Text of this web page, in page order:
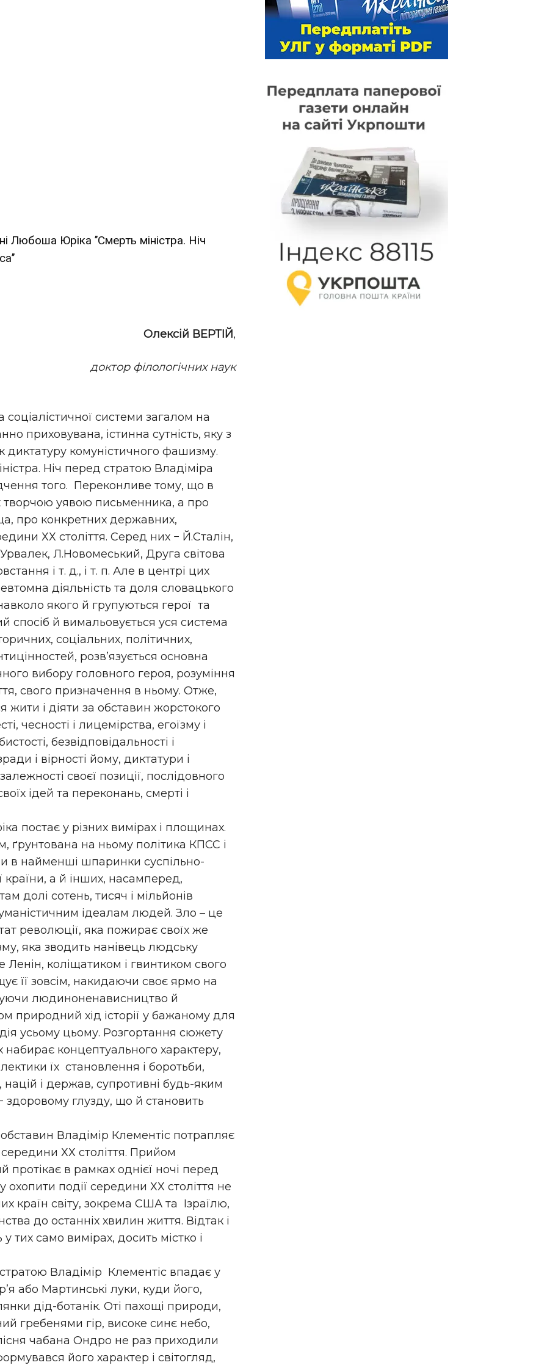
Юріка ’’Смерть міністра. Ніч
Олексій ВЕРТІЙ,
доктор філологічних наук
системи загалом на
приховувана, істинна сутність, яку з
комуністичного фашизму.
Ніч перед стратою Владіміра
того. Переконливе тому, що в
уявою письменника, а про
про конкретних державних,
ХХ століття. Серед них − Й.Сталін,
Л.Новомеський, Друга світова
і т. д., і т. п. Але в центрі цих
діяльність та доля словацького
якого й групуються герої та
спосіб й вимальовується уся система
соціальних, політичних,
розв’язується основна
вибору головного героя, розуміння
свого призначення в ньому. Отже,
жити і діяти за обставин жорстокого
чесності і лицемірства, егоїзму і
безвідповідальності і
і вірності йому, диктатури і
своєї позиції, послідовного
ідей та переконань, смерті і
постає у різних вимірах і площинах.
ґрунтована на ньому політика КПСС і
в найменші шпаринки суспільно-
а й інших, насамперед,
долі сотень, тисяч і мільйонів
ідеалам людей. Зло – це
революції, яка пожирає своїх же
яка зводить нанівець людську
Ленін, коліщатиком і гвинтиком свого
її зовсім, накидаючи своє ярмо на
людиноненависництво й
природний хід історії у бажаному для
усьому цьому. Розгортання сюжету
концептуального характеру,
їх становлення і боротьби,
і держав, супротивні будь-яким
здоровому глузду, що й становить
Владімір Клементіс потрапляє
ХХ століття. Прийом
протікає в рамках однієї ночі перед
події середини ХХ століття не
країн світу, зокрема США та Ізраїлю,
до останніх хвилин життя. Відтак і
у тих само вимірах, досить містко і
Владімір Клементіс впадає у
або Мартинські луки, куди його,
дід-ботанік. Оті пахощі природи,
гребенями гір, високе синє небо,
чабана Ондро не раз приходили
його характер і світогляд,